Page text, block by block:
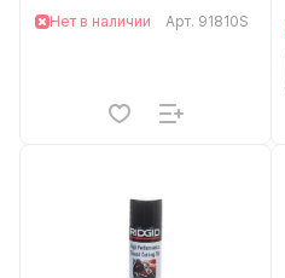
Oregon 91810S
Нет в наличии Арт. 91810S